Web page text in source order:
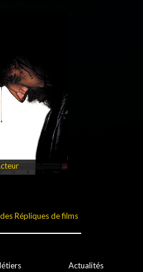
Répliques de films
Actualités